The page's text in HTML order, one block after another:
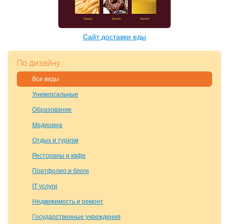
Сайт доставки еды
По дизайну
Все виды
Универсальные
Образование
Медицина
Отдых и туризм
Рестораны и кафе
Портфолио и блоги
IT услуги
Недвижимость и ремонт
Государственные учреждения